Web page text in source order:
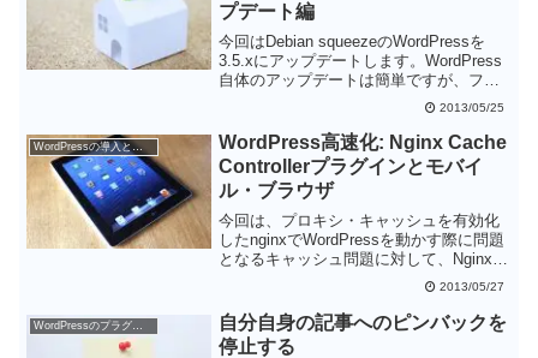
プデート編
今回はDebian squeezeのWordPressを
3.5.xにアップデートします。WordPress
自体のアップデートは簡単ですが、ファ
イルの配置ポリシーが変更になったため
若干の調整が必要な点が要注意です。
2013/05/25
WordPressの導入と設定
WordPress高速化: Nginx Cache
Controllerプラグインとモバイ
ル・ブラウザ
今回は、プロキシ・キャッシュを有効化
したnginxでWordPressを動かす際に問題
となるキャッシュ問題に対して、Nginx
cache Controllerプラグインを使って対処
します。モバイル用に別キャッシュを使
っていても、改造することによって対応
できます。
2013/05/27
自分自身の記事へのピンバックを
停止する